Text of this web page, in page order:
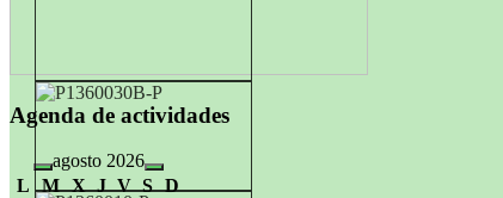
Agenda de actividades
agosto 2026
L
M X J V S D